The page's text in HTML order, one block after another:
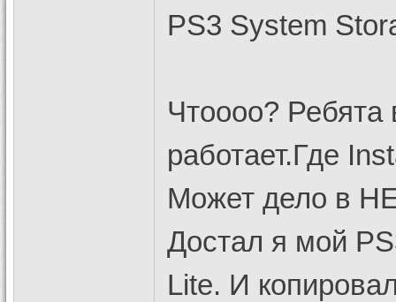
PS3 System
Чтоооо?
работает.Где
Может дело в
Достал я мой
Lite. И